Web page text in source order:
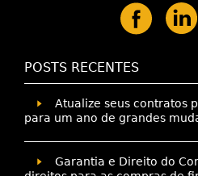
POSTS RECENTES
Atualize seus contratos
para um ano de grandes
Garantia e Direito do